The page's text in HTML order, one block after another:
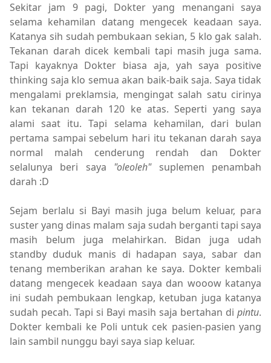
Sekitar jam 9 pagi, Dokter yang menangani saya
selama kehamilan datang mengecek keadaan saya.
Katanya sih sudah pembukaan sekian, 5 klo gak salah.
Tekanan darah dicek kembali tapi masih juga sama.
Tapi kayaknya Dokter biasa aja, yah saya positive
thinking saja klo semua akan baik-baik saja. Saya tidak
mengalami preklamsia, mengingat salah satu cirinya
kan tekanan darah 120 ke atas. Seperti yang saya
alami saat itu. Tapi selama kehamilan, dari bulan
pertama sampai sebelum hari itu tekanan darah saya
normal malah cenderung rendah dan Dokter
selalunya beri saya "oleoleh"suplemen penambah
darah :D
Sejam berlalu si Bayi masih juga belum keluar, para
suster yang dinas malam saja sudah berganti tapi saya
masih belum juga melahirkan. Bidan juga udah
standby duduk manis di hadapan saya, sabar dan
tenang memberikan arahan ke saya. Dokter kembali
datang mengecek keadaan saya dan wooow katanya
ini sudah pembukaan lengkap, ketuban juga katanya
sudah pecah. Tapi si Bayi masih saja bertahan di pintu.
Dokter kembali ke Poli untuk cek pasien-pasien yang
lain sambil nunggu bayi saya siap keluar.